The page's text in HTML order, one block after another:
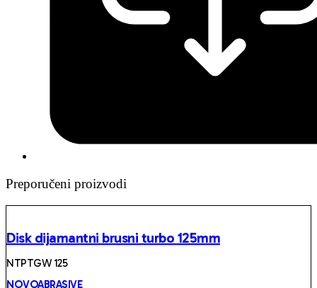
Preporučeni proizvodi
Disk dijamantni brusni turbo 125mm
NTPTGW 125
NOVOABRASIVE